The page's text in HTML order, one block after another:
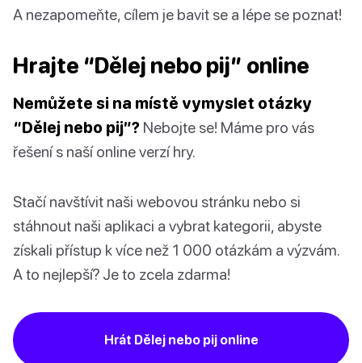
A nezapomeňte, cílem je bavit se a lépe se poznat!
Hrajte “Dělej nebo pij” online
Nemůžete si na místě vymyslet otázky
“Dělej nebo pij”? Nebojte se! Máme pro vás
řešení s naší online verzí hry.
Stačí navštívit naši webovou stránku nebo si
stáhnout naši aplikaci a vybrat kategorii, abyste
získali přístup k více než 1 000 otázkám a výzvám.
A to nejlepší? Je to zcela zdarma!
Hrát Dělej nebo pij online